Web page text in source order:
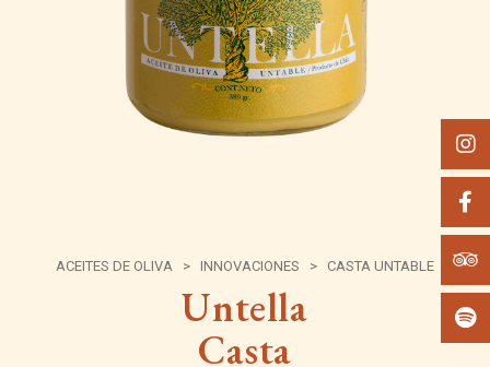
ACEITES DE OLIVA > INNOVACIONES > CASTA UNTABLE
Untella
Casta